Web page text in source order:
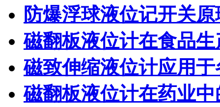
防爆浮球液位记开关
磁翻板液位计在食品
磁致伸缩液位计应用
磁翻板液位计在药业